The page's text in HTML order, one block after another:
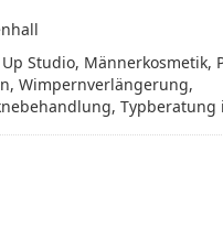
Studio, Männerkosmetik,
Wimpernverlängerung,
Typberatung